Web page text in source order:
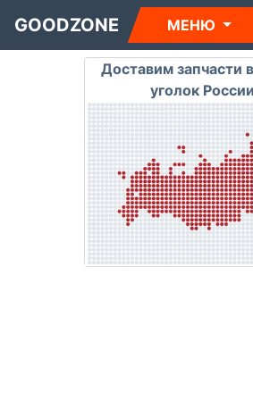
GOODZONE МЕНЮ
Доставим запчасти
уголок России